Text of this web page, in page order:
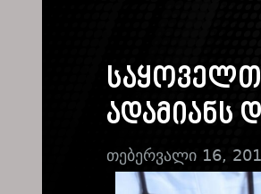
ადამიანს
თებერვალი 16,